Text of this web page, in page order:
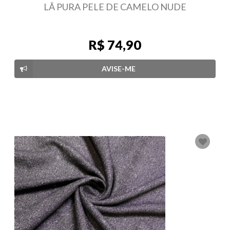
LÃ PURA PELE DE CAMELO NUDE
R$ 74,90
AVISE-ME